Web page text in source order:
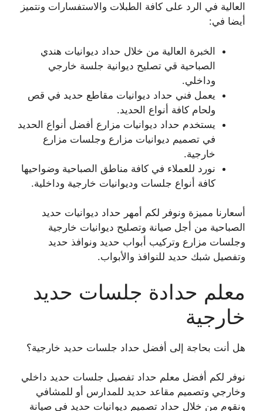
العالية في الرد على كافة الطبلات والاستفسارات ونتميز
أيضا في:
الخبرة العالية من خلال حداد ديوانيات هندي
الصباحية قي تصليح ديوانية جلسة خارجي
وداخلي.
يعمل فني حداد ديوانيات مقاطع حديد في قص
ولحام كافة أنواع الحديد.
يستخدم حداد ديوانيات مزارع أفضل أنواع الحديد
في تصميم ديوانيات مزارع وجلسات مزارع
خارجية.
نورد للعملاء في كافة مناطق الصباحية وضواحيها
كافة أنواع جلسات وديوانيات خارجية وداخلية.
أسعارنا مميزة ونوفر لكم أمهر حداد ديوانيات حديد
الصباحية من أجل صيانة وتصليح ديوانيات خارجية
وجلسات مزارع وتركيب أبواب حديد ونوافذ حديد
وتفصيل شبك حديد للنوافذ والأبواب.
معلم حدادة جلسات حديد
خارجية
هل أنت بحاجة إلى أفضل حداد جلسات حديد خارجية؟
نوفر لكم أفضل معلم حداد تفصيل جلسات حديد داخلي
وخارجي وتصميم مقاعد حديد للمدارس أو للمشافي
ونقوم من خلال حداد تصميم ديوانيات حديد في صيانة